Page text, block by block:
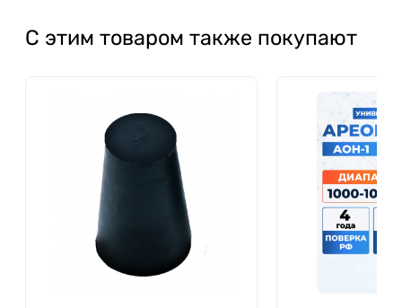
С этим товаром также покупают